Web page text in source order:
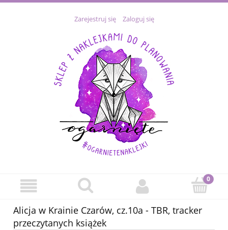
Zarejestruj się Zaloguj się
Alicja w Krainie Czarów, cz.10a - TBR, tracker
przeczytanych książek